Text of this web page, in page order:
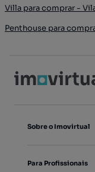
Villa para comprar -
Penthouse para
Sobre o Imovirtual
Para Profissionais